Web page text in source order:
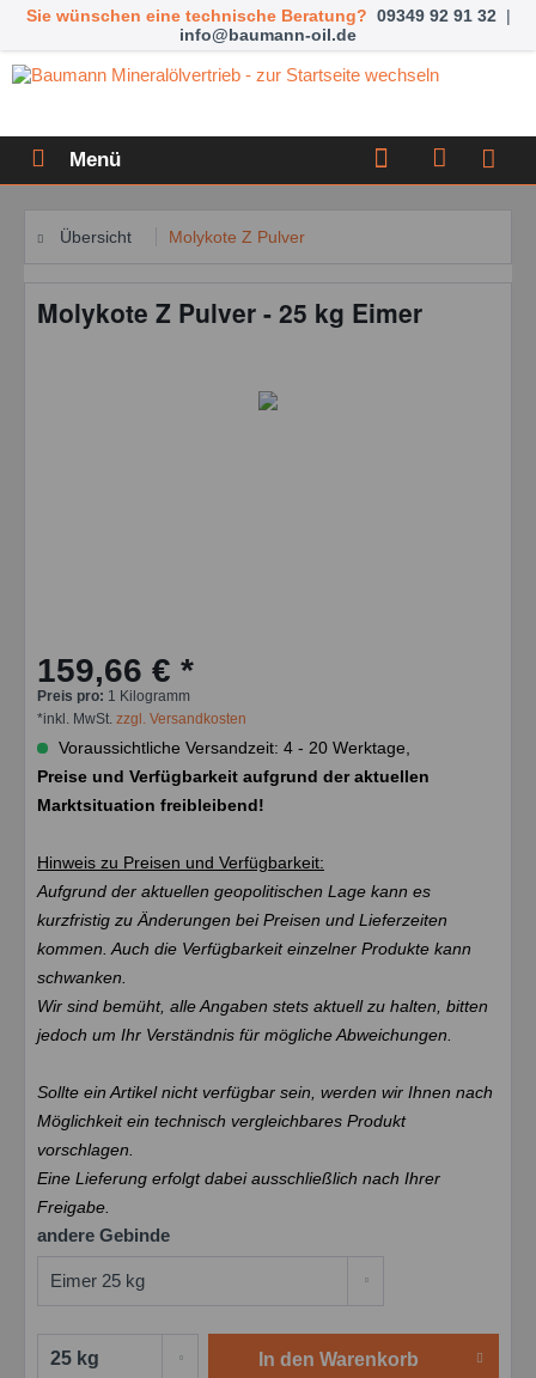
Sie wünschen eine technische Beratung? 09349 92 91 32 |
info@baumann-oil.de
Menü
Übersicht Molykote Z Pulver
Molykote Z Pulver - 25 kg Eimer
159,66 € *
Preis pro: 1 Kilogramm
*inkl. MwSt. zzgl. Versandkosten
Voraussichtliche Versandzeit: 4 - 20 Werktage,
Preise und Verfügbarkeit aufgrund der aktuellen
Marktsituation freibleibend!
Hinweis zu Preisen und Verfügbarkeit:
Aufgrund der aktuellen geopolitischen Lage kann es
kurzfristig zu Änderungen bei Preisen und Lieferzeiten
kommen. Auch die Verfügbarkeit einzelner Produkte kann
schwanken.
Wir sind bemüht, alle Angaben stets aktuell zu halten, bitten
jedoch um Ihr Verständnis für mögliche Abweichungen.
Sollte ein Artikel nicht verfügbar sein, werden wir Ihnen nach
Möglichkeit ein technisch vergleichbares Produkt
vorschlagen.
Eine Lieferung erfolgt dabei ausschließlich nach Ihrer
Freigabe.
andere Gebinde
In den Warenkorb